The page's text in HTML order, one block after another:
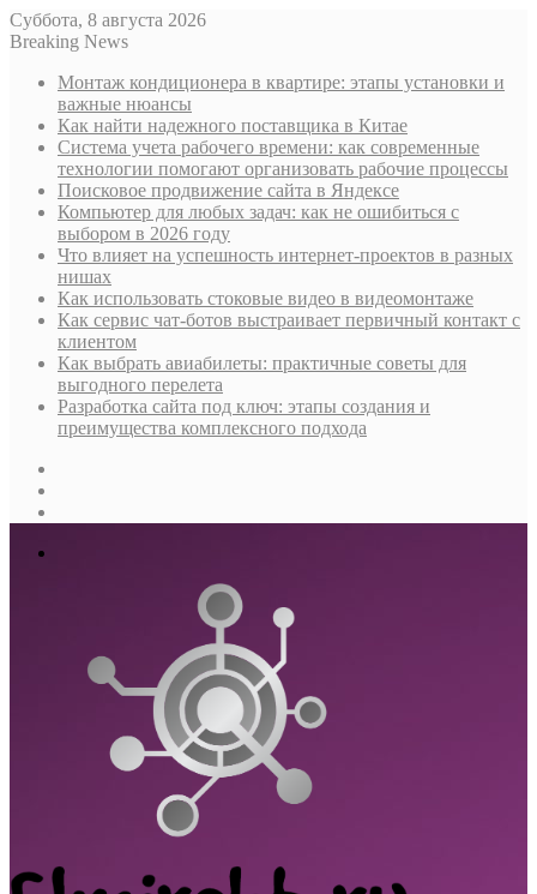
Суббота, 8 августа 2026
Breaking News
Монтаж кондиционера в квартире: этапы установки и
важные нюансы
Как найти надежного поставщика в Китае
Система учета рабочего времени: как современные
технологии помогают организовать рабочие процессы
Поисковое продвижение сайта в Яндексе
Компьютер для любых задач: как не ошибиться с
выбором в 2026 году
Что влияет на успешность интернет-проектов в разных
нишах
Как использовать стоковые видео в видеомонтаже
Как сервис чат-ботов выстраивает первичный контакт с
клиентом
Как выбрать авиабилеты: практичные советы для
выгодного перелета
Разработка сайта под ключ: этапы создания и
преимущества комплексного подхода